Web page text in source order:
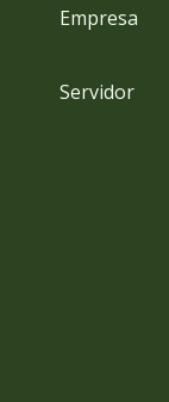
Empresa
Servidor